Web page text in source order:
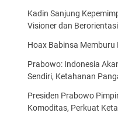
Kadin Sanjung
Visioner dan
Hoax Babinsa Memburu
Prabowo: Indonesia
Sendiri, Ketahanan
Presiden Prabowo
Komoditas, Perkuat